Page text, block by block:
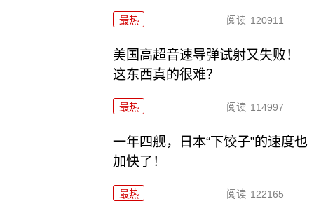
最热 阅读 120911
美国高超音速导弹试射又失败！
这东西真的很难？
最热 阅读 114997
一年四舰，日本“下饺子”的速度也
加快了！
最热 阅读 122165